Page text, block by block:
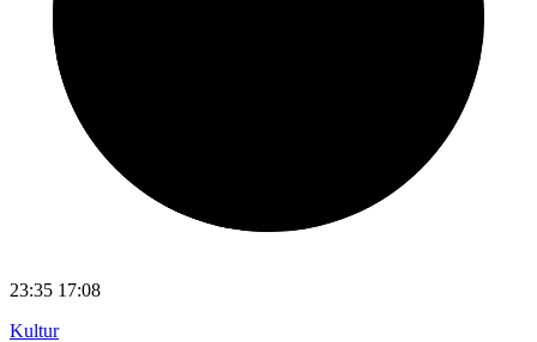
23:35 17:08
Kultur